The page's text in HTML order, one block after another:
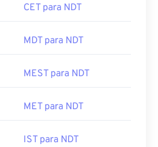
CET para NDT
MDT para NDT
MEST para NDT
MET para NDT
IST para NDT